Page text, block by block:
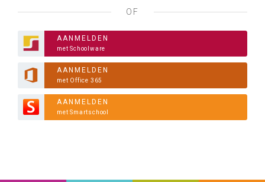
OF
AANMELDEN
met Schoolware
AANMELDEN
met Office 365
AANMELDEN
met Smartschool